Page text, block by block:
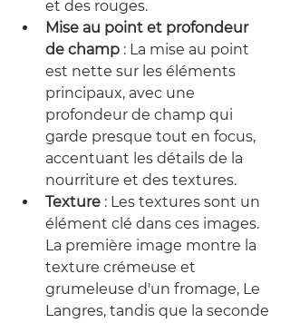
et des rouges.
Mise au point et profondeur
de champ : La mise au point
est nette sur les éléments
principaux, avec une
profondeur de champ qui
garde presque tout en focus,
accentuant les détails de la
nourriture et des textures.
Texture : Les textures sont un
élément clé dans ces images.
La première image montre la
texture crémeuse et
grumeleuse d'un fromage, Le
Langres, tandis que la seconde